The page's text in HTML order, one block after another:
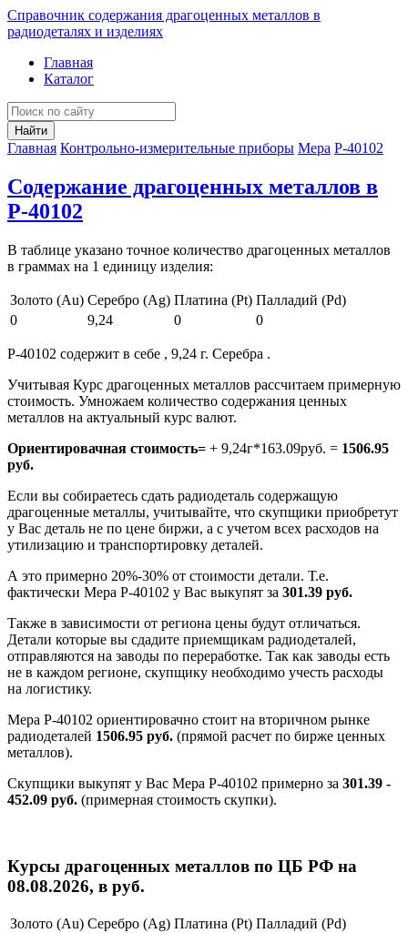
Справочник содержания драгоценных металлов в
радиодеталях и изделиях
Главная
Каталог
Найти
Главная Контрольно-измерительные приборы Мера Р-40102
Содержание драгоценных металлов в
Р-40102
В таблице указано точное количество драгоценных металлов
в граммах на 1 единицу изделия:
Золото (Au) Серебро (Ag) Платина (Pt) Палладий (Pd)
0
9,24 0 0
Р-40102 содержит в себе , 9,24 г. Серебра .
Учитывая Курс драгоценных металлов рассчитаем примерную
стоимость. Умножаем количество содержания ценных
металлов на актуальный курс валют.
Ориентировачная стоимость= + 9,24г*163.09руб. = 1506.95
руб.
Если вы собираетесь сдать радиодеталь содержащую
драгоценные металлы, учитывайте, что скупщики приобретут
у Вас деталь не по цене биржи, а с учетом всех расходов на
утилизацию и транспортировку деталей.
А это примерно 20%-30% от стоимости детали. Т.е.
фактически Мера Р-40102 у Вас выкупят за 301.39 руб.
Также в зависимости от региона цены будут отличаться.
Детали которые вы сдадите приемщикам радиодеталей,
отправляются на заводы по переработке. Так как заводы есть
не в каждом регионе, скупщику необходимо учесть расходы
на логистику.
Мера Р-40102 ориентировачно стоит на вторичном рынке
радиодеталей 1506.95 руб. (прямой расчет по бирже ценных
металлов).
Скупщики выкупят у Вас Мера Р-40102 примерно за 301.39 -
452.09 руб. (примерная стоимость скупки).
Курсы драгоценных металлов по ЦБ РФ на
08.08.2026, в руб.
Золото (Au) Серебро (Ag) Платина (Pt) Палладий (Pd)